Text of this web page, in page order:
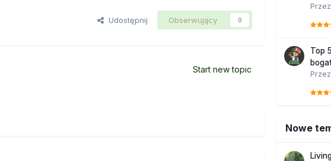
Udostępnij Obserwujący 0
Start new topic
Przez
Top
Przez
Nowe